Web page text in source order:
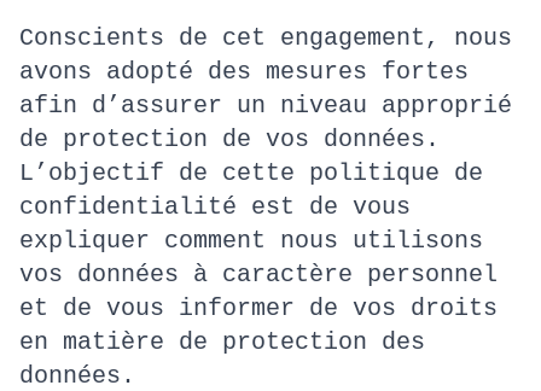
Conscients de cet engagement, nous
avons adopté des mesures fortes
afin d’assurer un niveau approprié
de protection de vos données.
L’objectif de cette politique de
confidentialité est de vous
expliquer comment nous utilisons
vos données à caractère personnel
et de vous informer de vos droits
en matière de protection des
données.